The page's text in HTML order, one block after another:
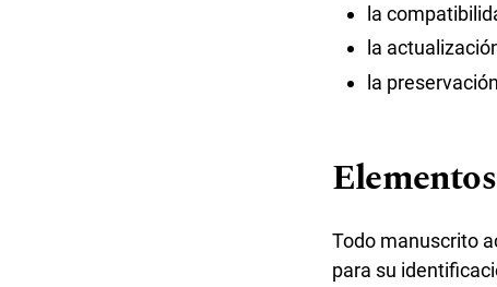
la
la
la
Todo manuscrito
para su